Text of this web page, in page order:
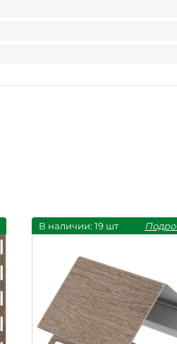
В наличии: 19 шт